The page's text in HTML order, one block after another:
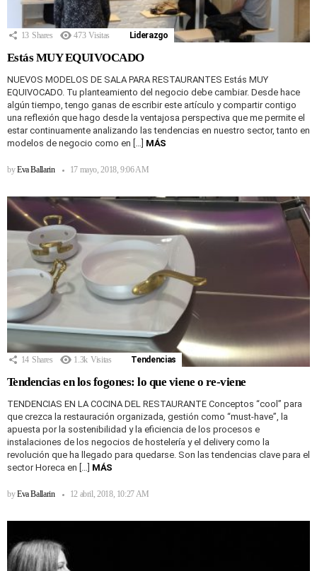
13 Shares 473 Visitas Liderazgo
Estás MUY EQUIVOCADO
NUEVOS MODELOS DE SALA PARA RESTAURANTES Estás MUY
EQUIVOCADO. Tu planteamiento del negocio debe cambiar. Desde hace
algún tiempo, tengo ganas de escribir este artículo y compartir contigo
una reflexión que hago desde la ventajosa perspectiva que me permite el
estar continuamente analizando las tendencias en nuestro sector, tanto en
modelos de negocio como en […] MÁS
byEva Ballarin 17 mayo, 2018, 9:06 AM
14 Shares 1.3k Visitas Tendencias
Tendencias en los fogones: lo que viene o re-viene
TENDENCIAS EN LA COCINA DEL RESTAURANTE Conceptos “cool” para
que crezca la restauración organizada, gestión como “must-have”, la
apuesta por la sostenibilidad y la eficiencia de los procesos e
instalaciones de los negocios de hostelería y el delivery como la
revolución que ha llegado para quedarse. Son las tendencias clave para el
sector Horeca en […] MÁS
byEva Ballarin 12 abril, 2018, 10:27 AM